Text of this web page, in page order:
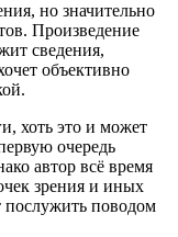
но значительно
Произведение
сведения,
объективно
хоть это и может
очередь
автор всё время
зрения и иных
поводом